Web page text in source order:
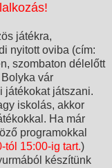
játékra,
nyitott oviba (cím:
szombaton délelőtt
vár
játékokat játszani.
iskolás, akkor
Ha már
programokkal
tól 15:00-ig tart.)
készítünk